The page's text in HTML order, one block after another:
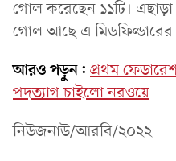
গোল করেছেন ১১টি।
গোল আছে এ
আরও পড়ুন: প্রথম
পদত্যাগ চাইলো নরওয়ে
নিউজনাউ/আরবি/২০২২